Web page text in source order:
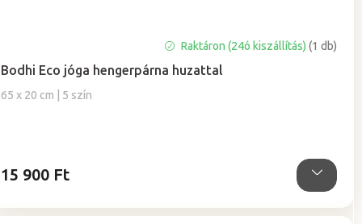
Bodhi Eco jóga hengerpárna huzattal
65 x 20 cm | 5 szín
termék
átlagos
értékelése
Raktáron (24ó kiszállítás)(1 db)
15 900 Ft